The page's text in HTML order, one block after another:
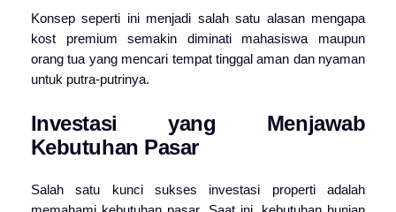
Konsep seperti ini menjadi salah satu alasan mengapa
kost premium semakin diminati mahasiswa maupun
orang tua yang mencari tempat tinggal aman dan nyaman
untuk putra-putrinya.
Investasi yang Menjawab
Kebutuhan Pasar
Salah satu kunci sukses investasi properti adalah